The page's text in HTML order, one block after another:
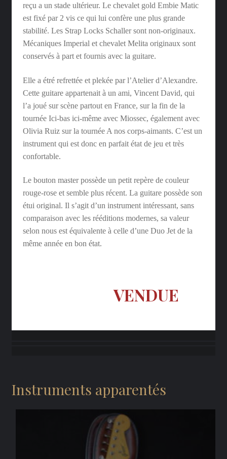
reçu a un stade ultérieur. Le chevalet gold Embie Matic
est fixé par 2 vis ce qui lui confère une plus grande
stabilité. Les Strap Locks Schaller sont non-originaux.
Mécaniques Imperial et chevalet Melita originaux sont
conservés à part et fournis avec la guitare.
Elle a étré refrettée et plekée par l’Atelier d’Alexandre.
Cette guitare appartenait à un ami, Vincent David, qui
l’a joué sur scène partout en France, sur la fin de la
tournée Ici-bas ici-même avec Miossec, également avec
Olivia Ruiz sur la tournée A nos corps-aimants. C’est un
instrument qui est donc en parfait état de jeu et très
confortable.
Le bouton master possède un petit repère de couleur
rouge-rose et semble plus récent. La guitare possède son
étui original. Il s’agit d’un instrument intéressant, sans
comparaison avec les rééditions modernes, sa valeur
selon nous est équivalente à celle d’une Duo Jet de la
même année en bon état.
VENDUE
Instruments apparentés